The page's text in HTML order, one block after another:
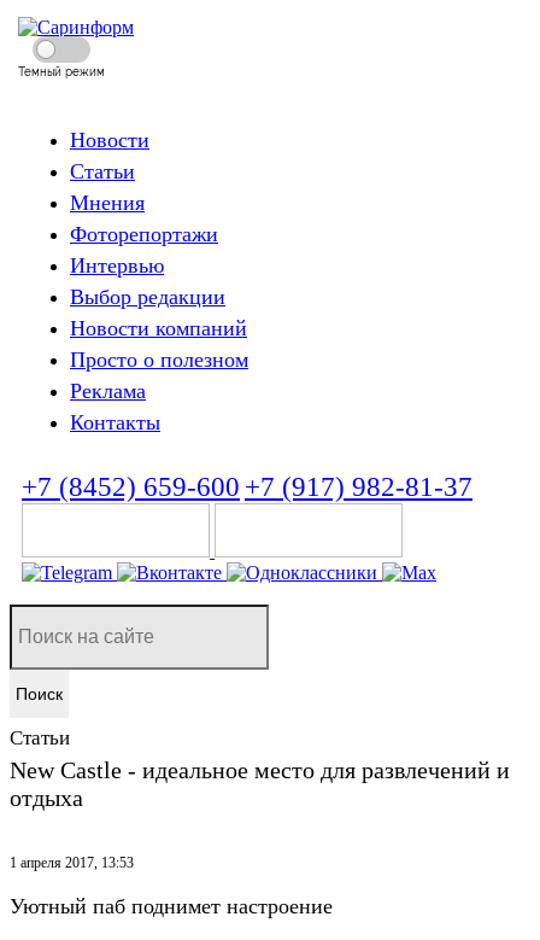
Темный режим
Новости
Статьи
Мнения
Фоторепортажи
Интервью
Выбор редакции
Новости компаний
Просто о полезном
Реклама
Контакты
+7 (8452) 659-600 +7 (917) 982-81-37
Поиск
Статьи
New Castle - идеальное место для развлечений и
отдыха
1 апреля 2017, 13:53
Уютный паб поднимет настроение